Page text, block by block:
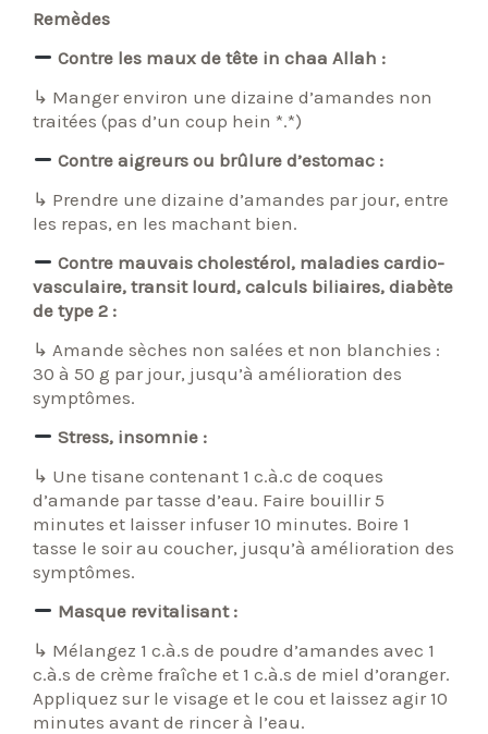
Remèdes
Contre les maux de tête in chaa Allah :
↳ Manger environ une dizaine d’amandes non
traitées (pas d’un coup hein *.*)
Contre aigreurs ou brûlure d’estomac :
↳ Prendre une dizaine d’amandes par jour, entre
les repas, en les machant bien.
Contre mauvais cholestérol, maladies cardio-
vasculaire, transit lourd, calculs biliaires, diabète
de type 2 :
↳ Amande sèches non salées et non blanchies :
30 à 50 g par jour, jusqu’à amélioration des
symptômes.
Stress, insomnie :
↳ Une tisane contenant 1 c.à.c de coques
d’amande par tasse d’eau. Faire bouillir 5
minutes et laisser infuser 10 minutes. Boire 1
tasse le soir au coucher, jusqu’à amélioration des
symptômes.
Masque revitalisant :
↳ Mélangez 1 c.à.s de poudre d’amandes avec 1
c.à.s de crème fraîche et 1 c.à.s de miel d’oranger.
Appliquez sur le visage et le cou et laissez agir 10
minutes avant de rincer à l’eau.